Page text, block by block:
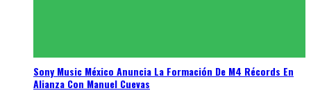
Sony Music México Anuncia La Formación De M4 Récords En
Alianza Con Manuel Cuevas